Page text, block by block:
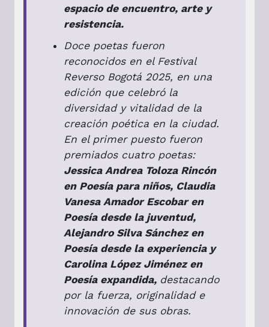
espacio de encuentro, arte y
resistencia.
Doce poetas fueron
reconocidos en el Festival
Reverso Bogotá 2025, en una
edición que celebró la
diversidad y vitalidad de la
creación poética en la ciudad.
En el primer puesto fueron
premiados cuatro poetas:
Jessica Andrea Toloza Rincón
en Poesía para niños, Claudia
Vanesa Amador Escobar en
Poesía desde la juventud,
Alejandro Silva Sánchez en
Poesía desde la experiencia y
Carolina López Jiménez en
Poesía expandida, destacando
por la fuerza, originalidad e
innovación de sus obras.